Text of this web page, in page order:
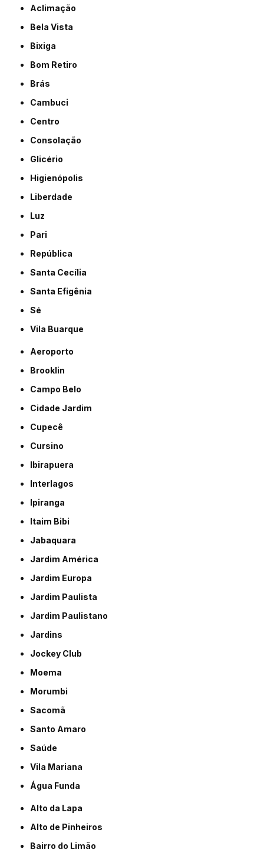
Aclimação
Bela Vista
Bixiga
Bom Retiro
Brás
Cambuci
Centro
Consolação
Glicério
Higienópolis
Liberdade
Luz
Pari
República
Santa Cecília
Santa Efigênia
Sé
Vila Buarque
Aeroporto
Brooklin
Campo Belo
Cidade Jardim
Cupecê
Cursino
Ibirapuera
Interlagos
Ipiranga
Itaim Bibi
Jabaquara
Jardim América
Jardim Europa
Jardim Paulista
Jardim Paulistano
Jardins
Jockey Club
Moema
Morumbi
Sacomã
Santo Amaro
Saúde
Vila Mariana
Água Funda
Alto da Lapa
Alto de Pinheiros
Bairro do Limão